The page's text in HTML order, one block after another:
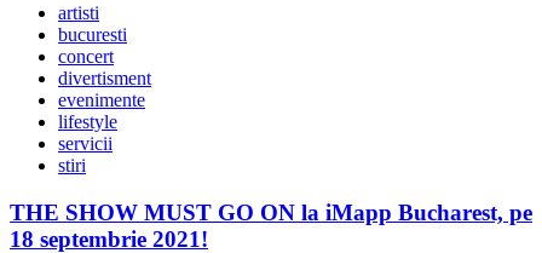
artisti
bucuresti
concert
divertisment
evenimente
lifestyle
servicii
stiri
THE SHOW MUST GO ON la iMapp Bucharest, pe
18 septembrie 2021!